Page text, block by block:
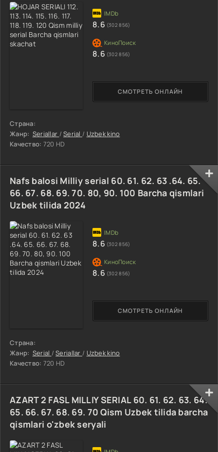
Страна:
Жанр: Seriallar /Serial / Uzbek kino
Качество: 720 HD
СМОТРЕТЬ ОНЛАЙН
8.6 (302 856)
8.6 (302 856)
Nafs balosi Milliy serial 60. 61. 62. 63 .64. 65.
66. 67. 68. 69. 70. 80, 90. 100 Barcha qismlari
Uzbek tilida 2024
Страна:
Жанр: Serial /Seriallar / Uzbek kino
Качество: 720 HD
СМОТРЕТЬ ОНЛАЙН
8.6 (302 856)
8.6 (302 856)
AZART 2 FASL MILLIY SERIAL 60. 61. 62. 63. 64.
65. 66. 67. 68. 69. 70 Qism Uzbek tilida barcha
qismlari o'zbek seryali